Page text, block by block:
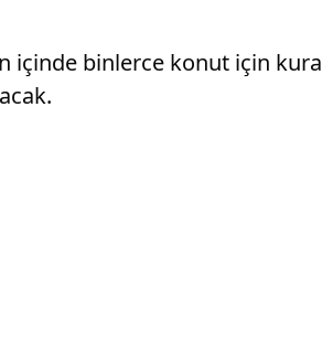
içinde binlerce konut için kura